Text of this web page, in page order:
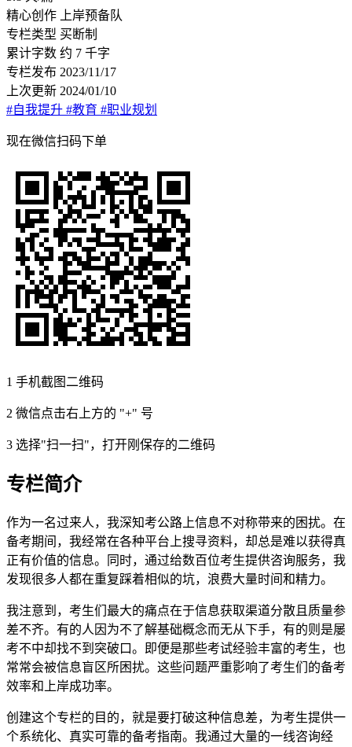
精心创作
上岸预备队
专栏类型 买断制
累计字数 约 7 千字
专栏发布 2023/11/17
上次更新 2024/01/10
#自我提升 #教育 #职业规划
现在微信扫码下单
1 手机截图二维码
2 微信点击右上方的 "+" 号
3 选择"扫一扫"，打开刚保存的二维码
专栏简介
作为一名过来人，我深知考公路上信息不对称带来的困扰。在
备考期间，我经常在各种平台上搜寻资料，却总是难以获得真
正有价值的信息。同时，通过给数百位考生提供咨询服务，我
发现很多人都在重复踩着相似的坑，浪费大量时间和精力。
我注意到，考生们最大的痛点在于信息获取渠道分散且质量参
差不齐。有的人因为不了解基础概念而无从下手，有的则是屡
考不中却找不到突破口。即便是那些考试经验丰富的考生，也
常常会被信息盲区所困扰。这些问题严重影响了考生们的备考
效率和上岸成功率。
创建这个专栏的目的，就是要打破这种信息差，为考生提供一
个系统化、真实可靠的备考指南。我通过大量的一线咨询经